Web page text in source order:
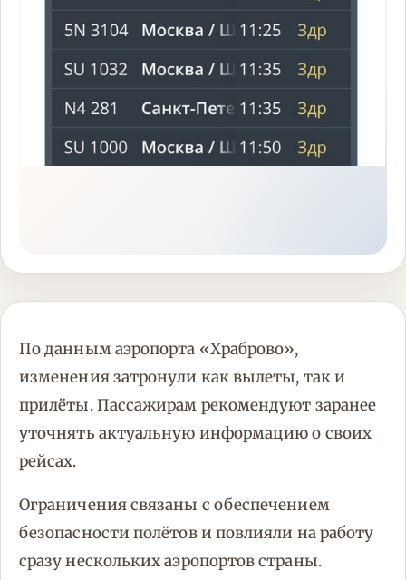
По данным аэропорта «Храброво»,
изменения затронули как вылеты, так и
прилёты. Пассажирам рекомендуют заранее
уточнять актуальную информацию о своих
рейсах.
Ограничения связаны с обеспечением
безопасности полётов и повлияли на работу
сразу нескольких аэропортов страны.